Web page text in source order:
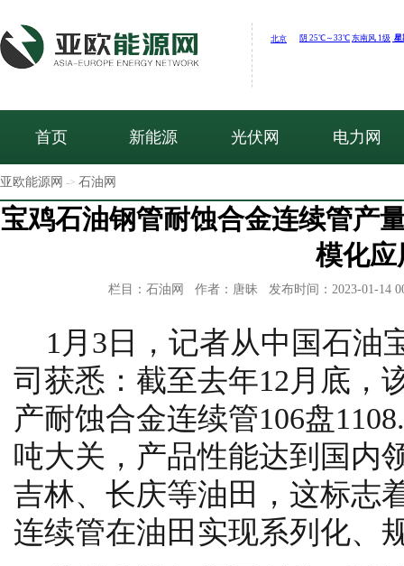
首页 新能源 光伏网 电力网
亚欧能源网 -> 石油网
宝鸡石油钢管耐蚀合金连续管产
模化应
栏目：石油网 作者：唐昧 发布时间：2023-01-14
1月3日，记者从中国石油
司获悉：截至去年12月底，
产耐蚀合金连续管106盘
吨大关，产品性能达到国内
吉林、长庆等油田，这标志
连续管在油田实现系列化、